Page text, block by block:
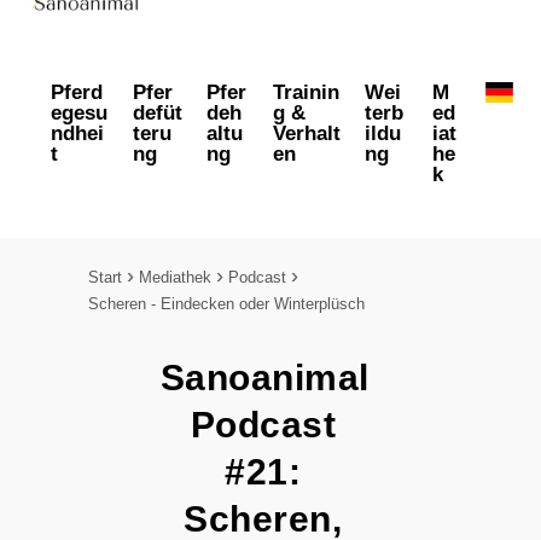
Pferd
egesu
ndhei
t
Pfer
defüt
teru
ng
Pfer
deh
altu
ng
Trainin
g &
Verhalt
en
Wei
terb
ildu
ng
M
ed
iat
he
k
Start Mediathek
Podcast
Scheren - Eindecken oder Winterplüsch
Sanoanimal
Podcast
#21:
Scheren,